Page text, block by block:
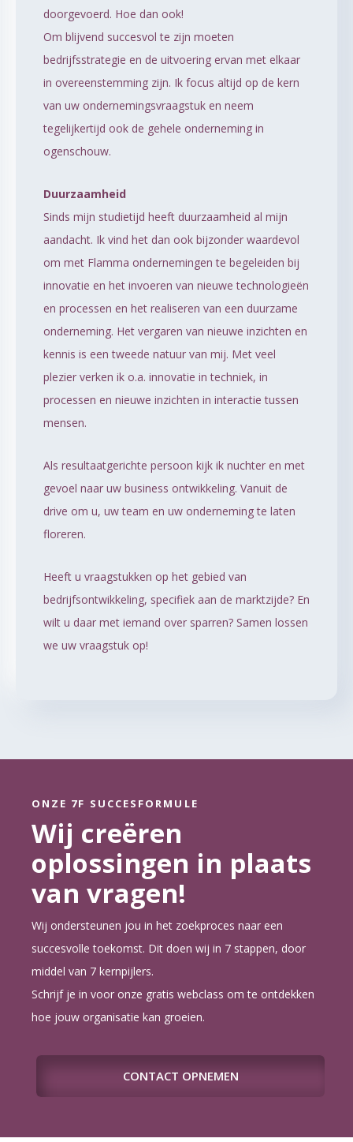
doorgevoerd. Hoe dan ook!
Om blijvend succesvol te zijn moeten
bedrijfsstrategie en de uitvoering ervan met elkaar
in overeenstemming zijn. Ik focus altijd op de kern
van uw ondernemingsvraagstuk en neem
tegelijkertijd ook de gehele onderneming in
ogenschouw.
Duurzaamheid
Sinds mijn studietijd heeft duurzaamheid al mijn
aandacht. Ik vind het dan ook bijzonder waardevol
om met Flamma ondernemingen te begeleiden bij
innovatie en het invoeren van nieuwe technologieën
en processen en het realiseren van een duurzame
onderneming. Het vergaren van nieuwe inzichten en
kennis is een tweede natuur van mij. Met veel
plezier verken ik o.a. innovatie in techniek, in
processen en nieuwe inzichten in interactie tussen
mensen.
Als resultaatgerichte persoon kijk ik nuchter en met
gevoel naar uw business ontwikkeling. Vanuit de
drive om u, uw team en uw onderneming te laten
floreren.
Heeft u vraagstukken op het gebied van
bedrijfsontwikkeling, specifiek aan de marktzijde? En
wilt u daar met iemand over sparren? Samen lossen
we uw vraagstuk op!
ONZE 7F SUCCESFORMULE
Wij creëren
oplossingen in plaats
van vragen!
Wij ondersteunen jou in het zoekproces naar een
succesvolle toekomst. Dit doen wij in 7 stappen, door
middel van 7 kernpijlers.
Schrijf je in voor onze gratis webclass om te ontdekken
hoe jouw organisatie kan groeien.
CONTACT OPNEMEN